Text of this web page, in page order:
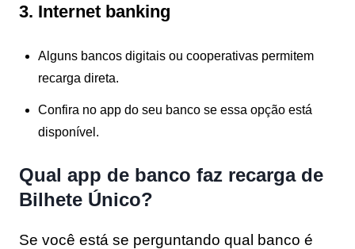
3. Internet banking
Alguns bancos digitais ou cooperativas permitem
recarga direta.
Confira no app do seu banco se essa opção está
disponível.
Qual app de banco faz recarga de
Bilhete Único?
Se você está se perguntando qual banco é